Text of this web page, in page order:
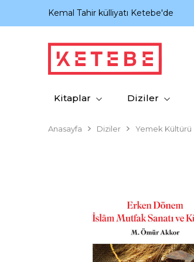
Kemal Tahir külliyatı Ketebe'de
Kitaplar Diziler
Anasayfa Diziler Yemek Kültürü